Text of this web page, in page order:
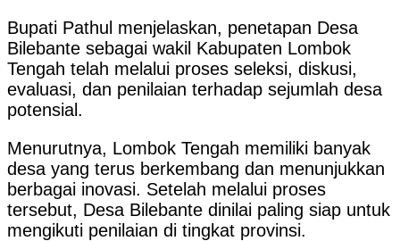
Bupati Pathul menjelaskan, penetapan Desa
Bilebante sebagai wakil Kabupaten Lombok
Tengah telah melalui proses seleksi, diskusi,
evaluasi, dan penilaian terhadap sejumlah desa
potensial.
Menurutnya, Lombok Tengah memiliki banyak
desa yang terus berkembang dan menunjukkan
berbagai inovasi. Setelah melalui proses
tersebut, Desa Bilebante dinilai paling siap untuk
mengikuti penilaian di tingkat provinsi.